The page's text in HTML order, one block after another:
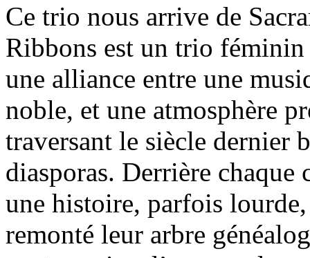
Ce trio nous arrive de
Ribbons est un trio
une alliance entre une
noble, et une atmosphère
traversant le siècle dernier
diasporas. Derrière
une histoire, parfois
remonté leur arbre